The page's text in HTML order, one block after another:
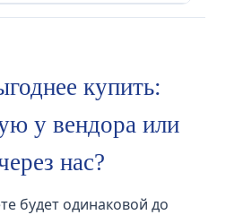
купить:
у вендора или
нас?
будет одинаковой до